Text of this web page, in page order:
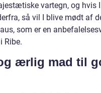
vartegn, og hvis
så vil I blive mødt af
som er en
Ribe.
ærlig mad til